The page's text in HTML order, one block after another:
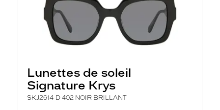
Lunettes de soleil
Signature Krys
SKJ2614-D 402 NOIR BRILLANT